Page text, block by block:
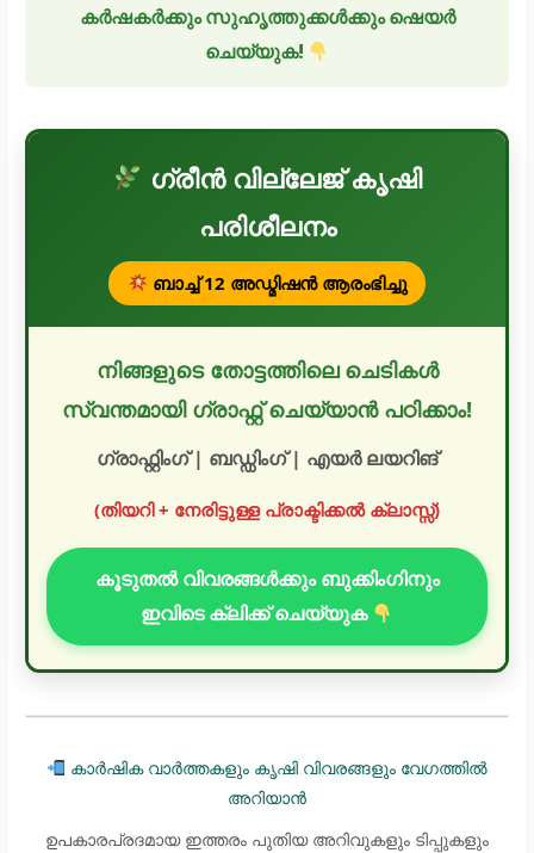
കർഷകർക്കും സുഹൃത്തുക്കൾക്കും ഷെയർ
ചെയ്യുക!
ഗ്രീൻ വില്ലേജ് കൃഷി
പരിശീലനം
ബാച്ച് 12 അഡ്മിഷൻ ആരംഭിച്ചു
നിങ്ങളുടെ തോട്ടത്തിലെ ചെടികൾ
സ്വന്തമായി ഗ്രാഫ്റ്റ് ചെയ്യാൻ പഠിക്കാം!
ഗ്രാഫ്റ്റിംഗ് | ബഡ്ഡിംഗ് | എയർ ലയറിങ്
(തിയറി + നേരിട്ടുള്ള പ്രാക്ടിക്കൽ ക്ലാസ്സ്)
കൂടുതൽ വിവരങ്ങൾക്കും ബുക്കിംഗിനും
ഇവിടെ ക്ലിക്ക് ചെയ്യുക
കാർഷിക വാർത്തകളും കൃഷി വിവരങ്ങളും വേഗത്തിൽ
അറിയാൻ
ഉപകാരപ്രദമായ ഇത്തരം പുതിയ അറിവുകളും ടിപ്പുകളും